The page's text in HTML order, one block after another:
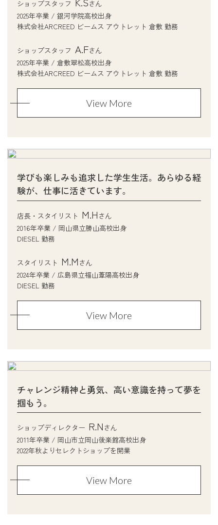
ショップスタッフ
さん
2025年卒業 / 銀河学院高校出身
株式会社ARCREED ビームス アウトレット 倉敷 勤務
ショップスタッフ A.Fさん
2025年卒業 / 倉敷翠松高校出身
株式会社ARCREED ビームス アウトレット 倉敷 勤務
View More
学びも楽しみも追求した学生生活。あらゆる経
験が、仕事に活きています。
店長・スタイリスト M.H さん
2016年卒業 / 岡山県立勝山高校出身
DIESEL 勤務
スタイリスト M.M さん
2024年卒業 / 広島県立福山葦陽高校出身
DIESEL 勤務
View More
チャレンジ精神と勇気、高い意識を持って夢を
掴もう。
ショップディレクター R.N さん
2011年卒業 / 岡山市立岡山後楽館高校出身
2022年秋よりセレクトショップを開業
View More